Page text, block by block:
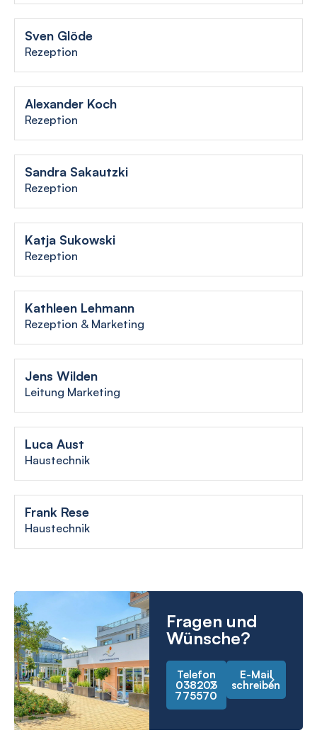
Sven Glöde
Rezeption
Alexander Koch
Rezeption
Sandra Sakautzki
Rezeption
Katja Sukowski
Rezeption
Kathleen Lehmann
Rezeption & Marketing
Jens Wilden
Leitung Marketing
Luca Aust
Haustechnik
Frank Rese
Haustechnik
Fragen und
Wünsche?
Telefon
038203
775570
E-Mail
schreiben